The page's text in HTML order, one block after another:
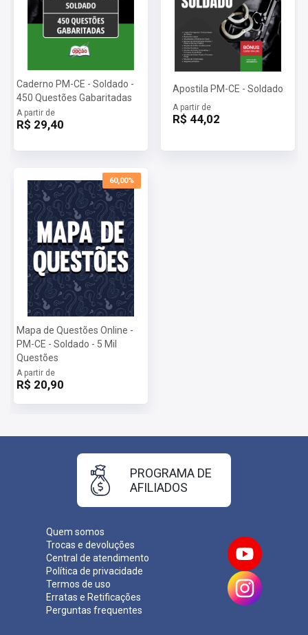
Caderno PM-CE - Soldado -
450 Questões Gabaritadas
A partir de
R$ 29,40
Apostila PM-CE - Soldado
A partir de
R$ 44,02
60,00%
Mapa de Questões Online -
PM-CE - Soldado - 5 Mil
Questões
A partir de
R$ 20,90
Quem somos
Trocas e devoluções
Central de atendimento
Política de privacidade
Termos de uso
Erratas e Retificações
Perguntas frequentes
PROGRAMA DE
AFILIADOS